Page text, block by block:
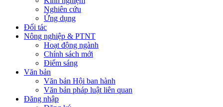
Nghiên cứu
Ứng dụng
Đối tác
Nông nghiệp & PTNT
Hoạt động ngành
Chính sách mới
Điểm sáng
Văn bản
Văn bản Hội ban hành
Văn bản pháp luật liên quan
Đăng nhập